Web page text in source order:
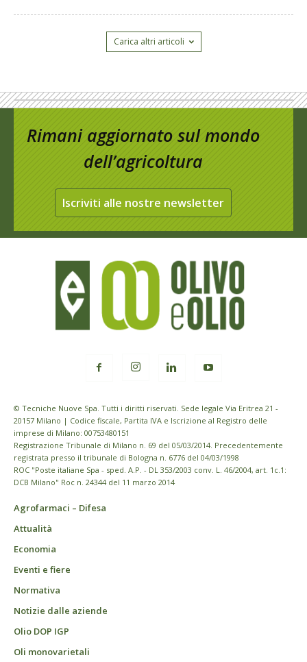
Carica altri articoli
Rimani aggiornato sul mondo
dell’agricoltura
Iscriviti alle nostre newsletter
© Tecniche Nuove Spa. Tutti i diritti riservati. Sede legale Via Eritrea 21 -
20157 Milano | Codice fiscale, Partita IVA e Iscrizione al Registro delle
imprese di Milano: 00753480151
Registrazione Tribunale di Milano n. 69 del 05/03/2014. Precedentemente
registrata presso il tribunale di Bologna n. 6776 del 04/03/1998
ROC "Poste italiane Spa - sped. A.P. - DL 353/2003 conv. L. 46/2004, art. 1c.1:
DCB Milano" Roc n. 24344 del 11 marzo 2014
Agrofarmaci – Difesa
Attualità
Economia
Eventi e fiere
Normativa
Notizie dalle aziende
Olio DOP IGP
Oli monovarietali